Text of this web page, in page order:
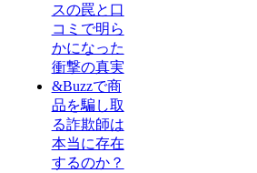
スの罠と口
コミで明ら
かになった
衝撃の真実
&Buzzで商
品を騙し取
る詐欺師は
本当に存在
するのか？